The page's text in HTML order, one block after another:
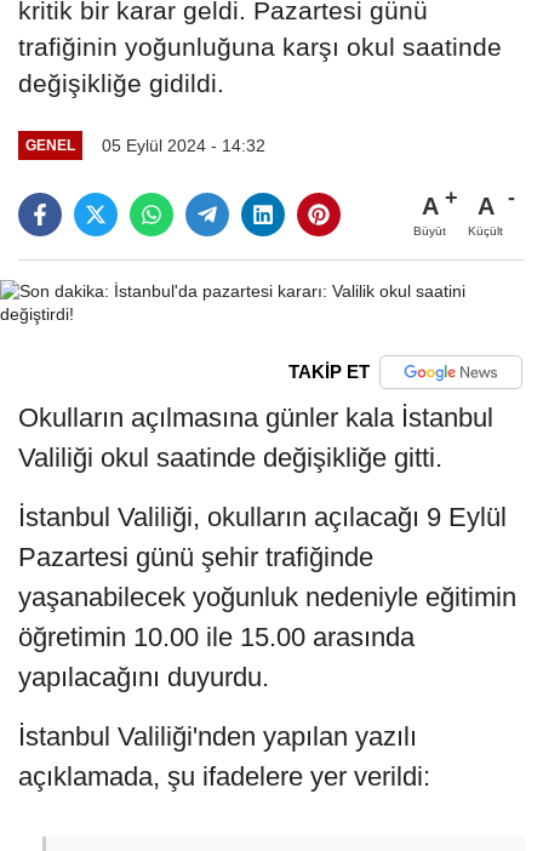
kritik bir karar geldi. Pazartesi günü
trafiğinin yoğunluğuna karşı okul saatinde
değişikliğe gidildi.
GENEL 05 Eylül 2024 - 14:32
A
Büyüt
A
Küçült
TAKİP ET
Okulların açılmasına günler kala İstanbul
Valiliği okul saatinde değişikliğe gitti.
İstanbul Valiliği, okulların açılacağı 9 Eylül
Pazartesi günü şehir trafiğinde
yaşanabilecek yoğunluk nedeniyle eğitimin
öğretimin 10.00 ile 15.00 arasında
yapılacağını duyurdu.
İstanbul Valiliği'nden yapılan yazılı
açıklamada, şu ifadelere yer verildi: